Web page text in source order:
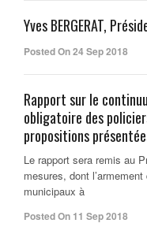
Yves BERGERAT,
Posted On 24 Sep 2018
Rapport sur le
obligatoire des
propositions
Le rapport sera remis au
mesures, dont
municipaux à
Posted On 11 Sep 2018